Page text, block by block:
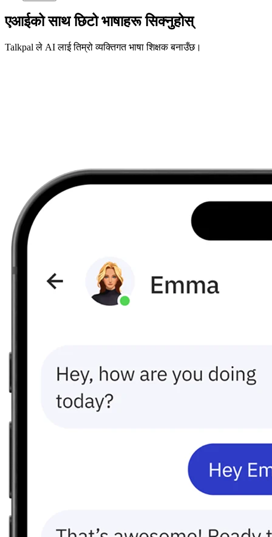
एआईको साथ छिटो भाषाहरू सिक्नुहोस्
Talkpal ले AI लाई तिम्रो व्यक्तिगत भाषा शिक्षक बनाउँछ।